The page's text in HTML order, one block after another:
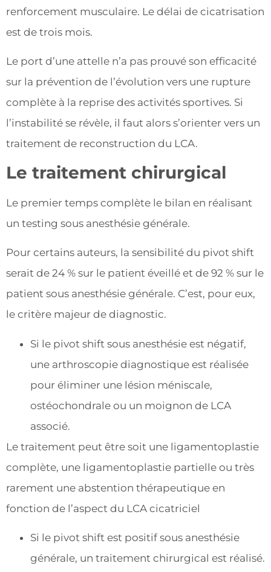
renforcement musculaire. Le délai de cicatrisation
est de trois mois.
Le port d’une attelle n’a pas prouvé son efficacité
sur la prévention de l’évolution vers une rupture
complète à la reprise des activités sportives. Si
l’instabilité se révèle, il faut alors s’orienter vers un
traitement de reconstruction du LCA.
Le traitement chirurgical
Le premier temps complète le bilan en réalisant
un testing sous anesthésie générale.
Pour certains auteurs, la sensibilité du pivot shift
serait de 24 % sur le patient éveillé et de 92 % sur le
patient sous anesthésie générale. C’est, pour eux,
le critère majeur de diagnostic.
Si le pivot shift sous anesthésie est négatif,
une arthroscopie diagnostique est réalisée
pour éliminer une lésion méniscale,
ostéochondrale ou un moignon de LCA
associé.
Le traitement peut être soit une ligamentoplastie
complète, une ligamentoplastie partielle ou très
rarement une abstention thérapeutique en
fonction de l’aspect du LCA cicatriciel
Si le pivot shift est positif sous anesthésie
générale, un traitement chirurgical est réalisé.